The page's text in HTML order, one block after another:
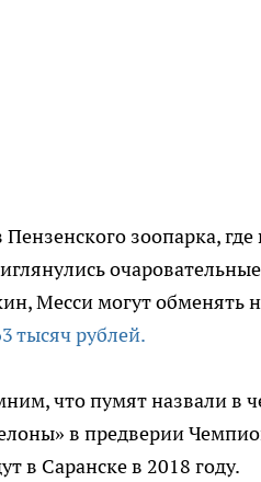
зоопарка,
Месси могут обменять
тысяч рублей.
что пумят назвали в
в предверии
в Саранске в 2018 году.